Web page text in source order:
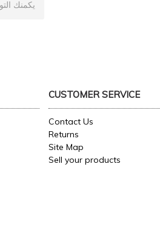
يكمنك
CUSTOMER SERVICE
Contact Us
Returns
Site Map
Sell your products